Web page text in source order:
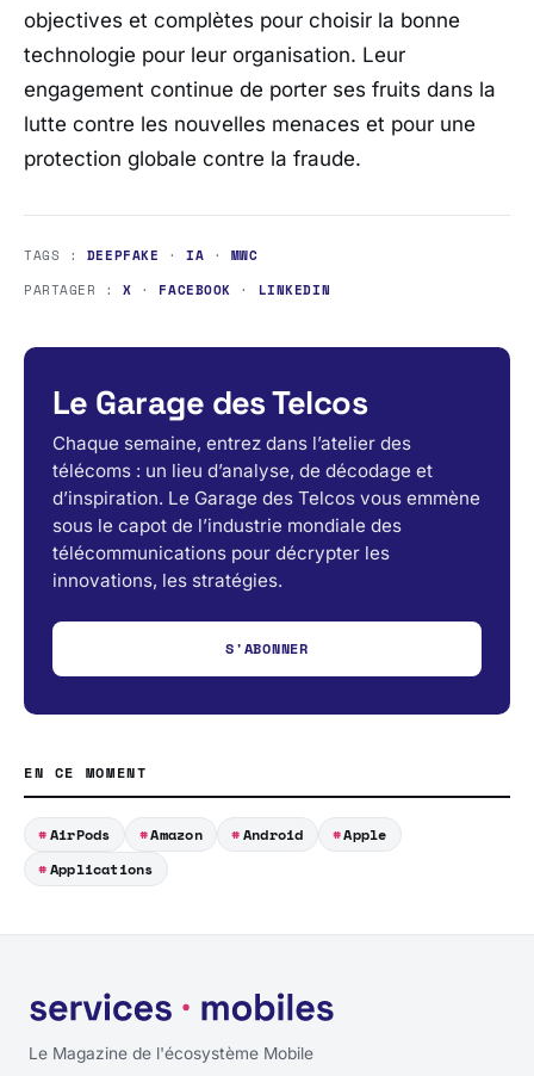
objectives et complètes pour choisir la bonne
technologie pour leur organisation. Leur
engagement continue de porter ses fruits dans la
lutte contre les nouvelles menaces et pour une
protection globale contre la fraude.
TAGS : DEEPFAKE ·IA · MWC
PARTAGER :X · FACEBOOK · LINKEDIN
Le Garage des Telcos
Chaque semaine, entrez dans l’atelier des
télécoms : un lieu d’analyse, de décodage et
d’inspiration. Le Garage des Telcos vous emmène
sous le capot de l’industrie mondiale des
télécommunications pour décrypter les
innovations, les stratégies.
S'ABONNER
EN CE MOMENT
AirPods Amazon Android
Apple
Applications
Le Magazine de l'écosystème Mobile